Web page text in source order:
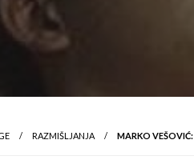
RAZMIŠLJANJA MARKO VEŠOVIĆ: